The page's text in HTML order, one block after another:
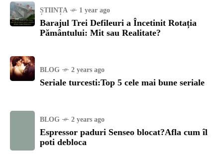
ȘTIINȚA 1 year ago
Barajul Trei Defileuri a Încetinit Rotația
Pământului: Mit sau Realitate?
BLOG 2 years ago
Seriale turcesti:Top 5 cele mai bune seriale
BLOG 2 years ago
Espressor paduri Senseo blocat?Afla cum îl
poti debloca